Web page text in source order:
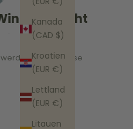
Kanada
(CAD $)
Kroatien
(EUR €)
Lettland
(EUR €)
Litauen
of Night
werden an der Kasse